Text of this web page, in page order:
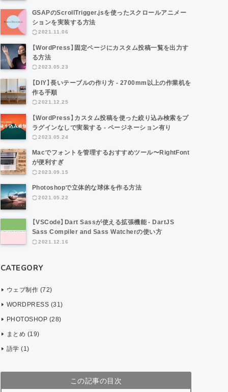
GSAPのScrollTrigger.jsを使ったスクロールアニメー
ションを実装する方法
2021.11.06
【WordPress】固定ページにカスタム投稿一覧を出力す
る方法
2023.05.23
【DIY】長いテーブルの作り方 - 2700mm以上の作業机を
作る手順
2021.12.25
【WordPress】カスタム投稿を使った絞り込み検索をプ
ラグインなしで実装する - ページネーション有り
2023.05.24
Macでフォントを管理するおすすめツール〜RightFont
が便利すぎ
2023.09.15
Photoshopで立体的な球体を作る方法
2021.05.22
【VSCode】Dart Sassが使える拡張機能 - DartJS
Sass Compiler and Sass Watcherの使い方
2021.12.16
CATEGORY
ウェブ制作 (72)
WORDPRESS (31)
PHOTOSHOP (28)
まとめ (19)
語学 (1)
この記事の目次